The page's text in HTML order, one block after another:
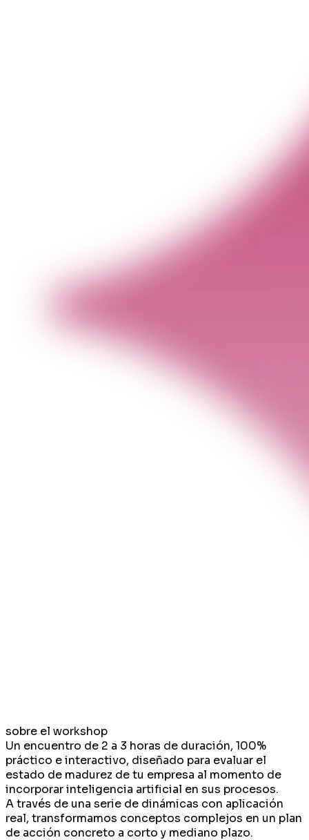
sobre el workshop
Un encuentro de 2 a 3 horas de duración, 100%
práctico e interactivo, diseñado para evaluar el
estado de madurez de tu empresa al momento de
incorporar inteligencia artificial en sus procesos.
A través de una serie de dinámicas con aplicación
real, transformamos conceptos complejos en un plan
de acción concreto a corto y mediano plazo.